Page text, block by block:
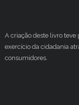
A criação deste livro
exercício da cidadania
consumidores.